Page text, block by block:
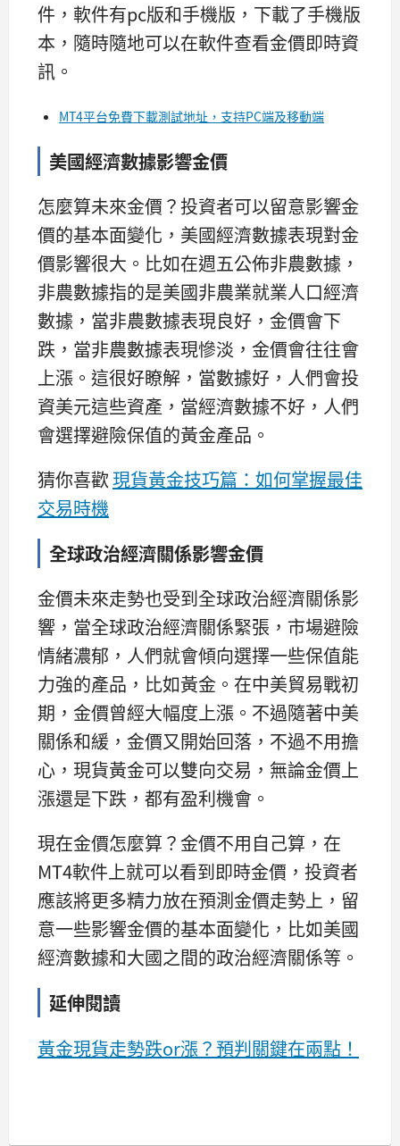
件，軟件有pc版和手機版，下載了手機版
本，隨時隨地可以在軟件查看金價即時資
訊。
MT4平台免費下載測試地址，支持PC端及移動端
美國經濟數據影響金價
怎麼算未來金價？投資者可以留意影響金
價的基本面變化，美國經濟數據表現對金
價影響很大。比如在週五公佈非農數據，
非農數據指的是美國非農業就業人口經濟
數據，當非農數據表現良好，金價會下
跌，當非農數據表現慘淡，金價會往往會
上漲。這很好瞭解，當數據好，人們會投
資美元這些資產，當經濟數據不好，人們
會選擇避險保值的黃金產品。
猜你喜歡現貨黃金技巧篇：如何掌握最佳
交易時機
全球政治經濟關係影響金價
金價未來走勢也受到全球政治經濟關係影
響，當全球政治經濟關係緊張，市場避險
情緒濃郁，人們就會傾向選擇一些保值能
力強的產品，比如黃金。在中美貿易戰初
期，金價曾經大幅度上漲。不過隨著中美
關係和緩，金價又開始回落，不過不用擔
心，現貨黃金可以雙向交易，無論金價上
漲還是下跌，都有盈利機會。
現在金價怎麼算？金價不用自己算，在
MT4軟件上就可以看到即時金價，投資者
應該將更多精力放在預測金價走勢上，留
意一些影響金價的基本面變化，比如美國
經濟數據和大國之間的政治經濟關係等。
延伸閱讀
黃金現貨走勢跌or漲？預判關鍵在兩點！